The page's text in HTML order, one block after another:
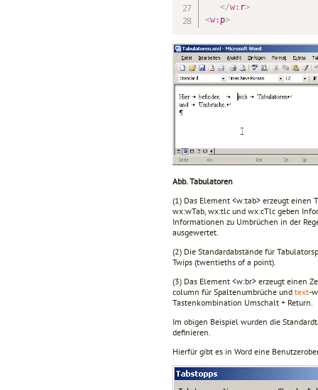
</w: r>
<w: p>
Abb. Tabulatoren
(1) Das Element <w:tab> erzeugt einen
wx:wTab, wx:tlc und wx:cTlc geben
Informationen zu Umbrüchen in der
ausgewertet.
(2) Die Standardabstände für
Twips (twentieths of a point).
(3) Das Element <w:br> erzeugt einen
column für Spaltenumbrüche und text-
Tastenkombination Umschalt + Return.
Im obigen Beispiel wurden die
definieren.
Hierfür gibt es in Word eine